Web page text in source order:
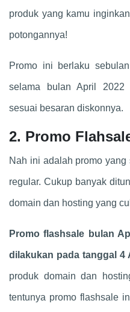
produk yang kamu
potongannya!
Promo ini berlaku
selama bulan April 2022
sesuai besaran diskonnya.
2. Promo
Nah ini adalah promo
regular. Cukup banyak
domain dan hosting yang
Promo flashsale bulan
dilakukan pada tanggal 4
produk domain dan
tentunya promo flashsale